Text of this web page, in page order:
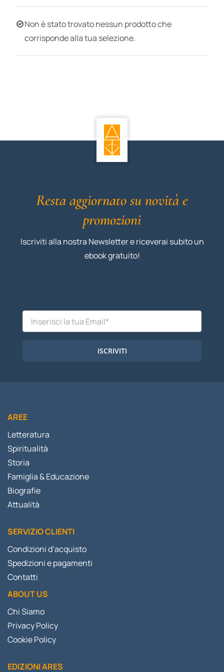
BIOGRAFIE
ATTUALITÀ
Non è stato trovato nessun prodotto che
corrisponde alla tua selezione.
Resta aggiornato su novità e
promozioni
Iscriviti alla nostra Newsletter e riceverai subito un
ebook gratuito!
ISCRIVITI
AREE
Letteratura
Spiritualità
Storia
Famiglia & Educazione
Biografie
Attualità
SERVIZIO CLIENTI
Condizioni d’acquisto
Spedizioni e pagamenti
Contatti
ABOUT US
Chi Siamo
Privacy Policy
Cookie Policy
EDIZIONI ARES